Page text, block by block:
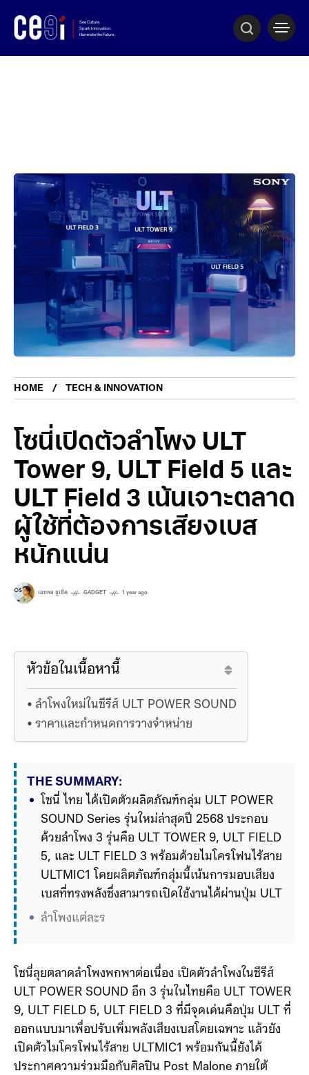
HOME TECH & INNOVATION
โซนี่เปิดตัวลำโพง ULT
Tower 9, ULT Field 5 และ
ULT Field 3 เน้นเจาะตลาด
ผู้ใช้ที่ต้องการเสียงเบส
หนักแน่น
เอกพล ชูเชิด GADGET 1 year ago
หัวข้อในเนื้อหานี้
ลำโพงใหม่ในซีรีส์ ULT POWER SOUND
ราคาและกำหนดการวางจำหน่าย
THE SUMMARY:
โซนี่ ไทย ได้เปิดตัวผลิตภัณฑ์กลุ่ม ULT POWER
SOUND Series รุ่นใหม่ล่าสุดปี 2568 ประกอบ
ด้วยลำโพง 3 รุ่นคือ ULT TOWER 9, ULT FIELD
5, และ ULT FIELD 3 พร้อมด้วยไมโครโฟนไร้สาย
ULTMIC1 โดยผลิตภัณฑ์กลุ่มนี้เน้นการมอบเสียง
ลำโพงแต่ละรุ่นมีคุณสมบัติแตกต่างกันไป โดย
โซนี่ลุยตลาดลำโพงพกพาต่อเนื่อง เปิดตัวลำโพงในซีรีส์
ULT POWER SOUND อีก 3 รุ่นในไทยคือ ULT TOWER
9, ULT FIELD 5, ULT FIELD 3 ที่มีจุดเด่นคือปุ่ม ULT ที่
ออกแบบมาเพื่อปรับเพิ่มพลังเสียงเบสโดยเฉพาะ แล้วยัง